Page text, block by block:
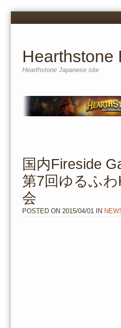
Menu
Hearthstone
Hearthstone Japanese site
content
国内Fireside
第7回ゆるふ
会
POSTED ON 2015/04/01 IN